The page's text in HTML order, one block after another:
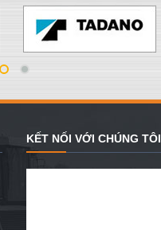
KẾT NỐI VỚI CHÚNG TÔI